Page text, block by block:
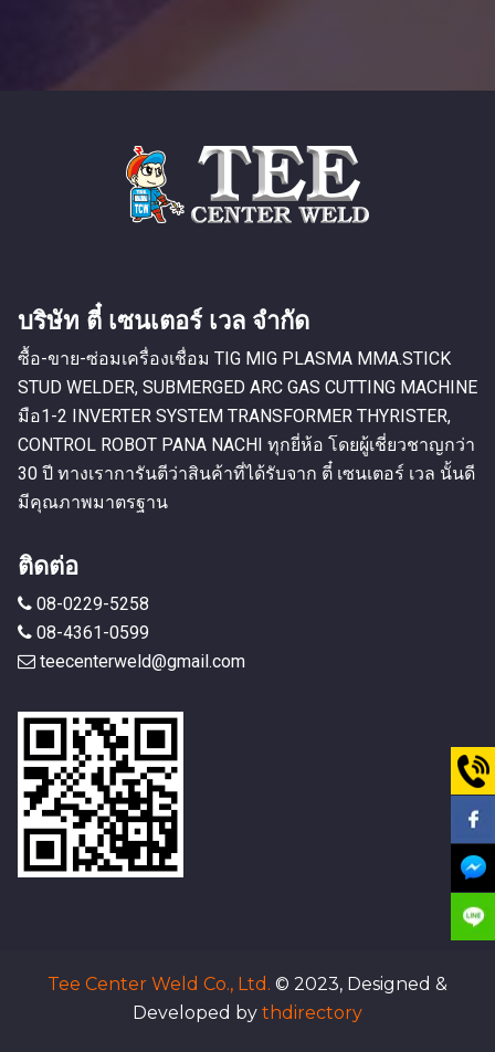
บริษัท ตี๋ เซนเตอร์ เวล จำกัด
ซื้อ-ขาย-ซ่อมเครื่องเชื่อม TIG MIG PLASMA MMA.STICK
STUD WELDER, SUBMERGED ARC GAS CUTTING MACHINE
มือ1-2 INVERTER SYSTEM TRANSFORMER THYRISTER,
CONTROL ROBOT PANA NACHI ทุกยี่ห้อ โดยผู้เชี่ยวชาญกว่า
30 ปี ทางเราการันตีว่าสินค้าที่ได้รับจาก ตี๋ เซนเตอร์ เวล นั้นดี
มีคุณภาพมาตรฐาน
ติดต่อ
08-0229-5258
08-4361-0599
teecenterweld@gmail.com
Tee Center Weld Co., Ltd. © 2023, Designed &
Developed by thdirectory